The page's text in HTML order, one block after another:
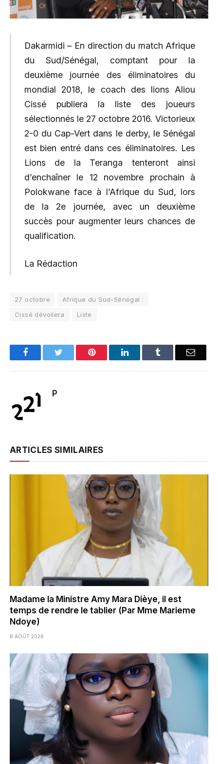
Dakarmidi – En direction du match Afrique
du Sud/Sénégal, comptant pour la
deuxième journée des éliminatoires du
mondial 2018, le coach des lions Aliou
Cissé publiera la liste des joueurs
sélectionnés le 27 octobre 2016. Victorieux
2-0 du Cap-Vert dans le derby, le Sénégal
est bien entré dans ces éliminatoires. Les
Lions de la Teranga tenteront ainsi
d’enchaîner le 12 novembre prochain à
Polokwane face à l’Afrique du Sud, lors
de la 2e journée, avec un deuxième
succès pour augmenter leurs chances de
qualification.
La Rédaction
27 octobre
Afrique du Sud-Sénégal :
Cissé dévoilera
Liste
FacebookTwitter Pinterest LinkedInTumblr Email
P
ARTICLES SIMILAIRES
Madame la Ministre Amy Mara Dièye, il est
temps de rendre le tablier (Par Mme Marieme
Ndoye)
8 AOÛT 2026